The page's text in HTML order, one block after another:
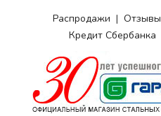
Распродажи | Отзывы
Кредит Сбербанка